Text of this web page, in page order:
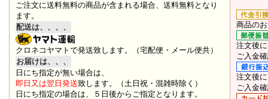
ご注文に送料無料の商品が含まれる場合、送料無料となり
ます。
配送は、、、、
クロネコヤマトで発送致します。（宅配便・メール便共）
お届けは、、、
日にち指定が無い場合は、
即日又は翌日発送致します。（土日祝・混雑時除く）
日にち指定の場合は、５日後からご指定となります。
商品の
注文後
ご入金
注文後
ご入金